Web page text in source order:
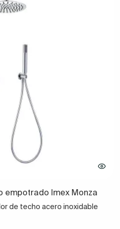
empotrado Imex Monza
de techo acero inoxidable